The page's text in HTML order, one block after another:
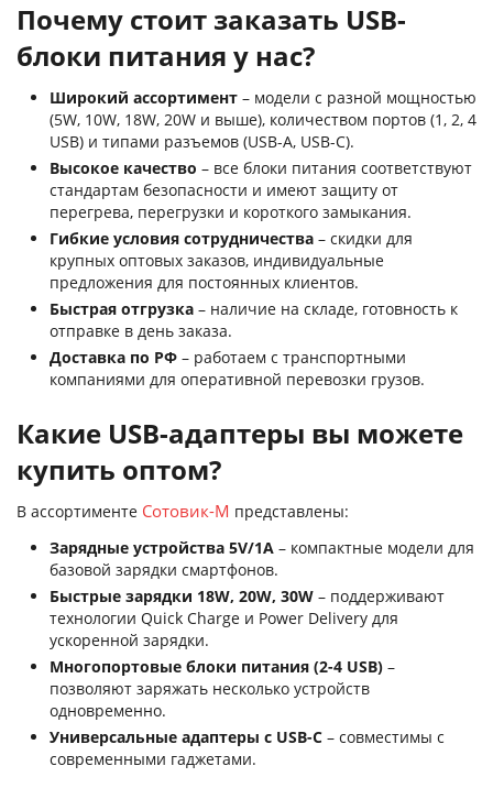
Почему стоит заказать USB-
блоки питания у нас?
Широкий ассортимент – модели с разной мощностью
(5W, 10W, 18W, 20W и выше), количеством портов (1, 2, 4
USB) и типами разъемов (USB-A, USB-C).
Высокое качество – все блоки питания соответствуют
стандартам безопасности и имеют защиту от
перегрева, перегрузки и короткого замыкания.
Гибкие условия сотрудничества – скидки для
крупных оптовых заказов, индивидуальные
предложения для постоянных клиентов.
Быстрая отгрузка – наличие на складе, готовность к
отправке в день заказа.
Доставка по РФ – работаем с транспортными
компаниями для оперативной перевозки грузов.
Какие USB-адаптеры вы можете
купить оптом?
В ассортименте Сотовик-М представлены:
Зарядные устройства 5V/1A – компактные модели для
базовой зарядки смартфонов.
Быстрые зарядки 18W, 20W, 30W – поддерживают
технологии Quick Charge и Power Delivery для
ускоренной зарядки.
Многопортовые блоки питания (2-4 USB) –
позволяют заряжать несколько устройств
одновременно.
Универсальные адаптеры с USB-C – совместимы с
современными гаджетами.